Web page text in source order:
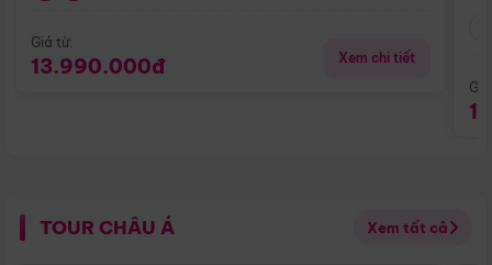
Giá từ:
13.990.000đ Xem chi tiết
TOUR CHÂU Á Xem tất cả
Điểm nổi bật